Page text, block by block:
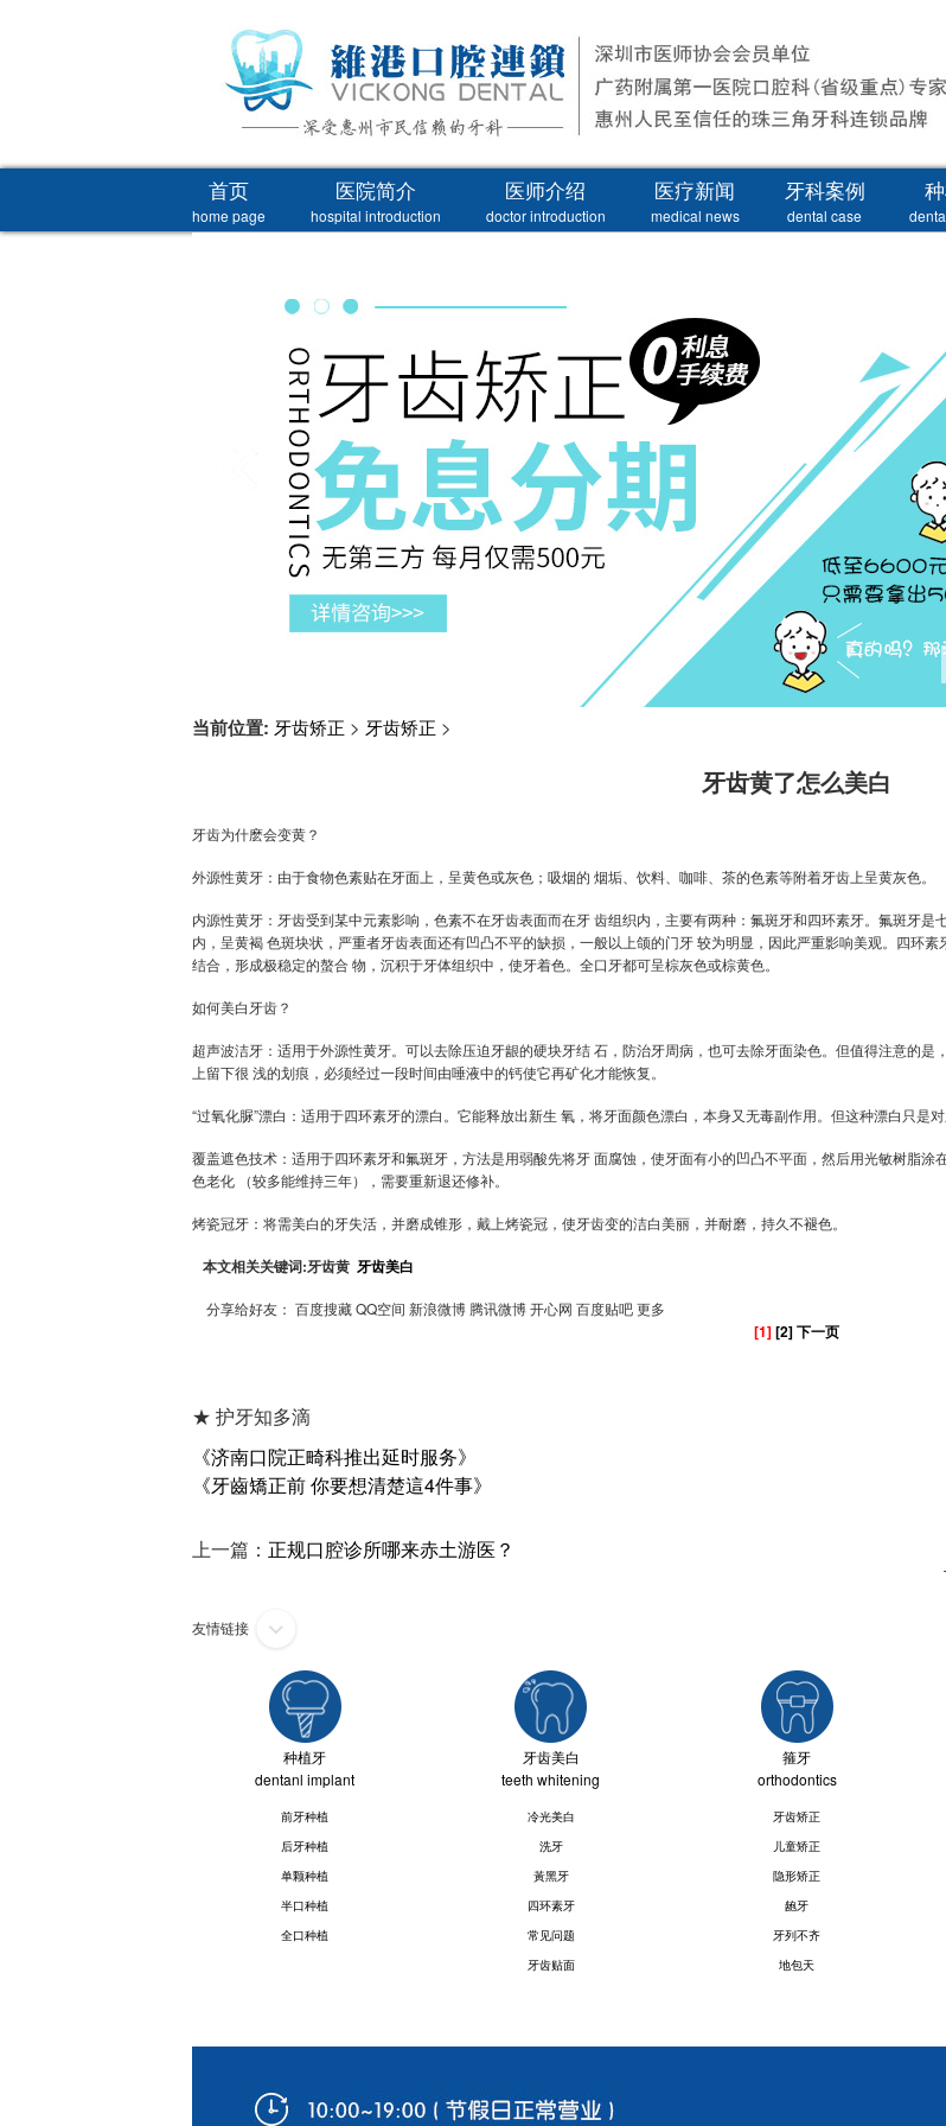
首页
home page
医院简介
hospital introduction
医师介绍
doctor introduction
医疗新闻
medical news
牙科案例
dental case
当前位置: 牙齿矫正 > 牙齿矫正 >
牙齿黄了怎么美白
牙齿为什麽会变黄？
外源性黄牙：由于食物色素贴在牙面上，呈黄色或灰色；吸烟的 烟垢、饮料、咖啡、茶的色素等附着牙齿上呈黄灰色。
内源性黄牙：牙齿受到某中元素影响，色素不在牙齿表面而在牙 齿组织内，主要有两种：氟斑牙和四环素牙。氟斑牙
内，呈黄褐 色斑块状，严重者牙齿表面还有凹凸不平的缺损，一般以上颌的门牙 较为明显，因此严重影响美观。四环
结合，形成极稳定的螯合 物，沉积于牙体组织中，使牙着色。全口牙都可呈棕灰色或棕黄色。
如何美白牙齿？
超声波洁牙：适用于外源性黄牙。可以去除压迫牙龈的硬块牙结 石，防治牙周病，也可去除牙面染色。但值得注意的
上留下很 浅的划痕，必须经过一段时间由唾液中的钙使它再矿化才能恢复。
“过氧化脲”漂白：适用于四环素牙的漂白。它能释放出新生 氧，将牙面颜色漂白，本身又无毒副作用。但这种漂白只是
覆盖遮色技术：适用于四环素牙和氟斑牙，方法是用弱酸先将牙 面腐蚀，使牙面有小的凹凸不平面，然后用光敏树脂
色老化 （较多能维持三年），需要重新退还修补。
烤瓷冠牙：将需美白的牙失活，并磨成锥形，戴上烤瓷冠，使牙齿变的洁白美丽，并耐磨，持久不褪色。
本文相关关键词:牙齿黄 牙齿美白
分享给好友： 百度搜藏 QQ空间 新浪微博 腾讯微博 开心网 百度贴吧 更多
[1][2]下一页
★ 护牙知多滴
《济南口院正畸科推出延时服务》
《牙齒矯正前 你要想清楚這4件事》
上一篇： 正规口腔诊所哪来赤土游医？
友情链接
种植牙
dentanl implant
前牙种植
后牙种植
单颗种植
半口种植
全口种植
牙齿美白
teeth whitening
冷光美白
洗牙
黃黑牙
四环素牙
常见问题
牙齿贴面
箍牙
orthodontics
牙齿矫正
儿童矫正
隐形矫正
龅牙
牙列不齐
地包天